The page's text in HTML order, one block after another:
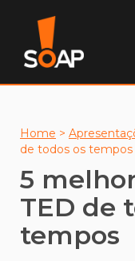
Home >
de todos os tempos
5
TED de
tempos